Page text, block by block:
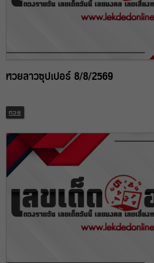
หวยลาวซุปเปอร์ 8/8/2569
หวย